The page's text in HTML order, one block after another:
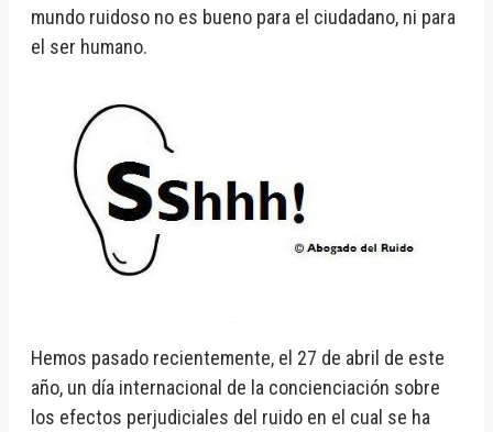
mundo ruidoso no es bueno para el ciudadano, ni para
el ser humano.
Hemos pasado recientemente, el 27 de abril de este
año, un día internacional de la concienciación sobre
los efectos perjudiciales del ruido en el cual se ha